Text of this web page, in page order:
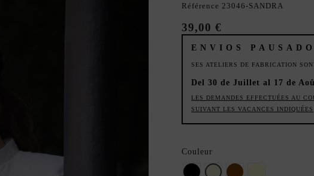
Référence 23046-SANDRA
39,00 €
ENVIOS
SES ATELIERS DE FABRICATION
Del 30 de Juillet al 17 de
LES DEMANDES EFFECTUÉES AU
SUIVANT LES VACANCES INDIQUÉES
Couleur
Noir beige Marron